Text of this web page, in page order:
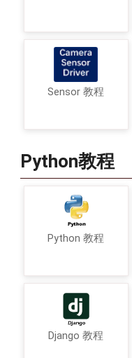
Sensor 教程
Python教程
Python 教程
Django 教程